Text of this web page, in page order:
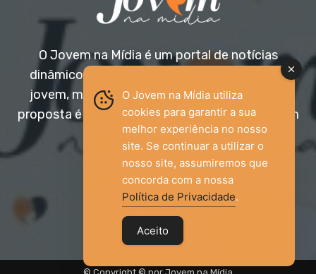
O Jovem na Mídia é um portal de notícias
dinâmico e acessível, voltado para o público
jovem, mas aberto a todas as idades. Nossa
proposta é trazer informação relevante com um
olhar diferenciado.
Entre em contato:
jovemnamidia2017@gmail.com
O Jovem na Mídia utiliza
cookies para garantir a sua
melhor experiência no nosso
site. Se continuar a utilizar o
nosso site, assumiremos que
concorda com a nossa
Política de Privacidade.
Aceito